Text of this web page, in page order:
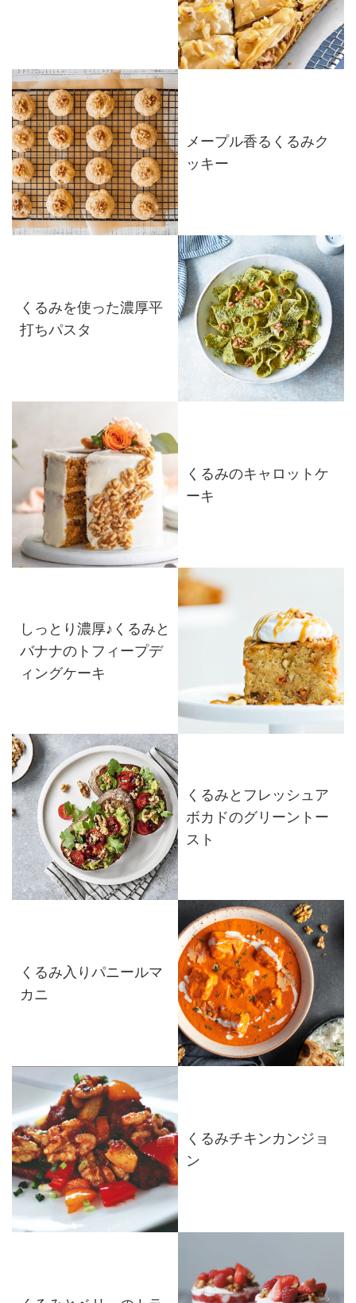
メープル香るくるみク
ッキー
くるみを使った濃厚平
打ちパスタ
くるみのキャロットケ
ーキ
しっとり濃厚♪くるみと
バナナのトフィープデ
ィングケーキ
くるみとフレッシュア
ボカドのグリーントー
スト
くるみ入りパニールマ
カニ
くるみチキンカンジョ
ン